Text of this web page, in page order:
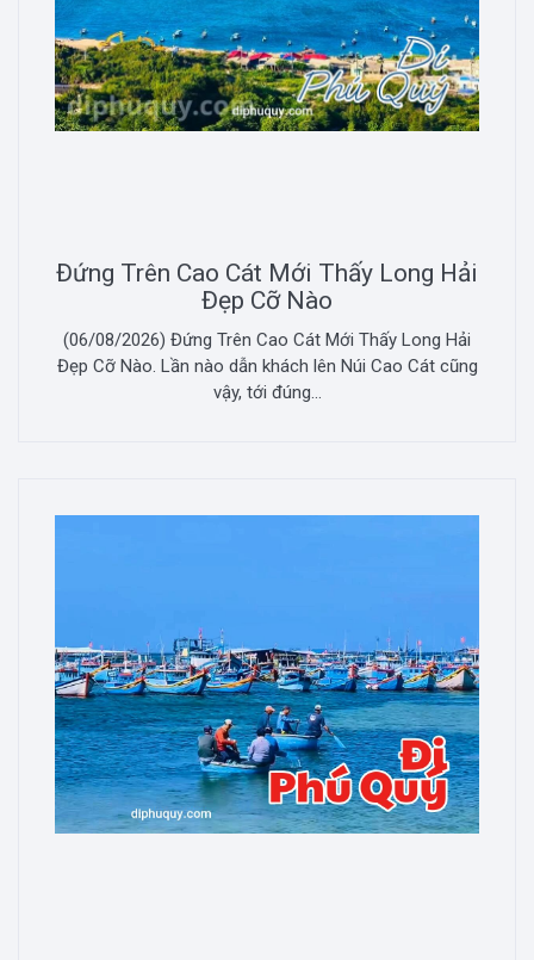
Đứng Trên Cao Cát Mới Thấy Long Hải
Đẹp Cỡ Nào
(06/08/2026) Đứng Trên Cao Cát Mới Thấy Long Hải
Đẹp Cỡ Nào. Lần nào dẫn khách lên Núi Cao Cát cũng
vậy, tới đúng...